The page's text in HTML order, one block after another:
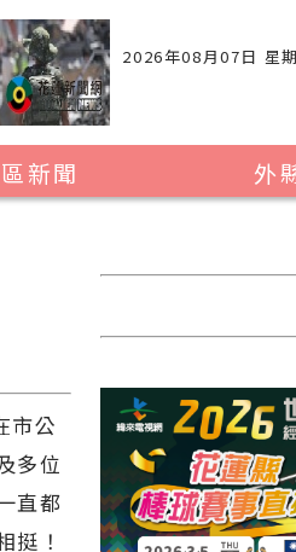
2026年08月07日 星
新聞
外
2024暑
市公
多位
直都
挺！